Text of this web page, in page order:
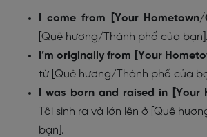
I come from [Your Hometown/
[Quê hương/Thành phố của bạn].
I’m originally from [Your
từ [Quê hương/Thành phố của
I was born and raised in [Your
Tôi sinh ra và lớn lên ở [Quê
bạn].